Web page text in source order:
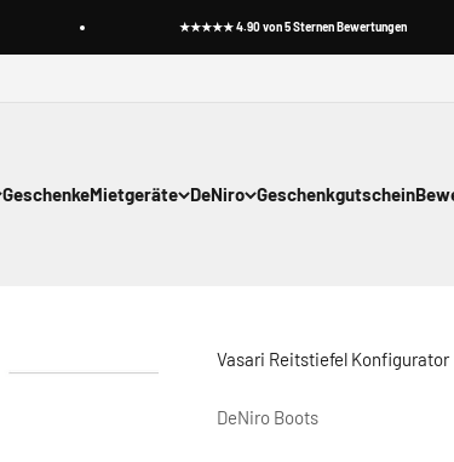
★★★★★ 4.90 von 5 Sternen Bewertungen
GeschenkeMietgeräte DeNiro Geschenkgutschein
Vasari Reitstiefel Konfigurator
DeNiro Boots